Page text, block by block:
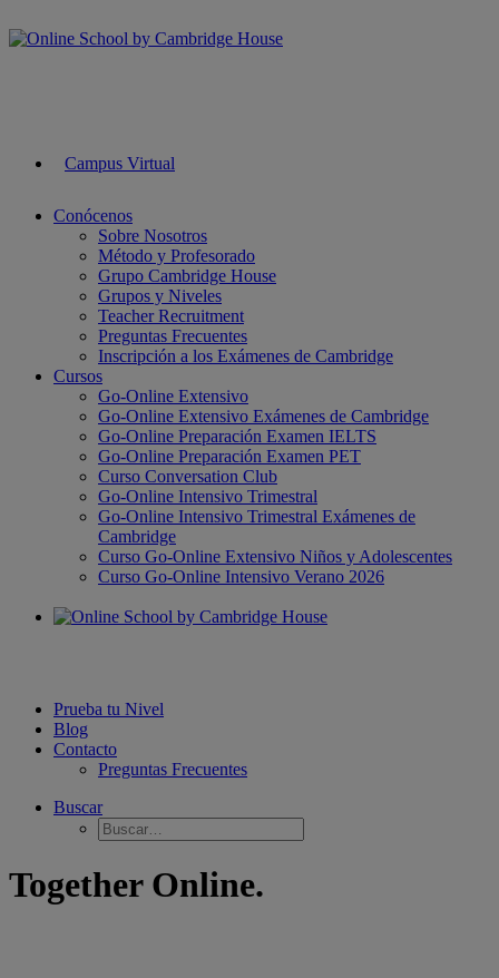
Campus Virtual
Conócenos
Sobre Nosotros
Método y Profesorado
Grupo Cambridge House
Grupos y Niveles
Teacher Recruitment
Preguntas Frecuentes
Inscripción a los Exámenes de Cambridge
Cursos
Go-Online Extensivo
Go-Online Extensivo Exámenes de Cambridge
Go-Online Preparación Examen IELTS
Go-Online Preparación Examen PET
Curso Conversation Club
Go-Online Intensivo Trimestral
Go-Online Intensivo Trimestral Exámenes de
Cambridge
Curso Go-Online Extensivo Niños y Adolescentes
Curso Go-Online Intensivo Verano 2026
Prueba tu Nivel
Blog
Contacto
Preguntas Frecuentes
Buscar
Together Online.